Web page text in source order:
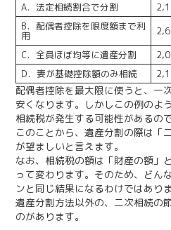
A．法定相続割合で分割
B．配偶者控除を限度額まで利
用
C．全員ほぼ均等に遺産分割
D．妻が基礎控除額のみ相続
配偶者控除を最大限に使うと、一
安くなります。しかしこの例のよ
相続税が発生する可能性があるので
このことから、遺産分割の際は「
が望ましいと言えます。
なお、相続税の額は「財産の額」
って変わります。そのため、どん
ンと同じ結果になるわけではありま
遺産分割方法以外の、二次相続の
のがあります。